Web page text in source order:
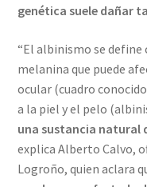
genética suele dañar
“El albinismo se
melanina que puede
ocular (cuadro
a la piel y el pelo
una sustancia natural
explica Alberto Calvo,
Logroño, quien aclara